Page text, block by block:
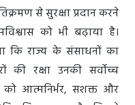
से सुरक्षा प्रदान करने
को भी बढ़ाया है।
कि राज्य के संसाधनों का
रक्षा उनकी सर्वोच्च
को आत्मनिर्भर, सशक्त और